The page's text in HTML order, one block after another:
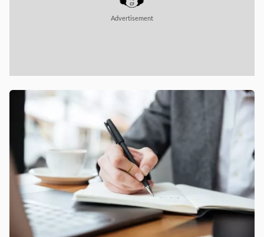
Advertisement